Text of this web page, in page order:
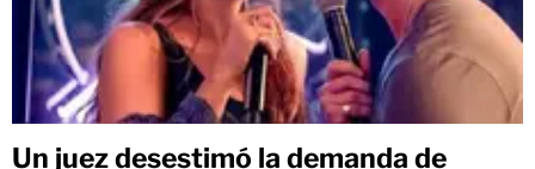
Un juez desestimó la demanda de